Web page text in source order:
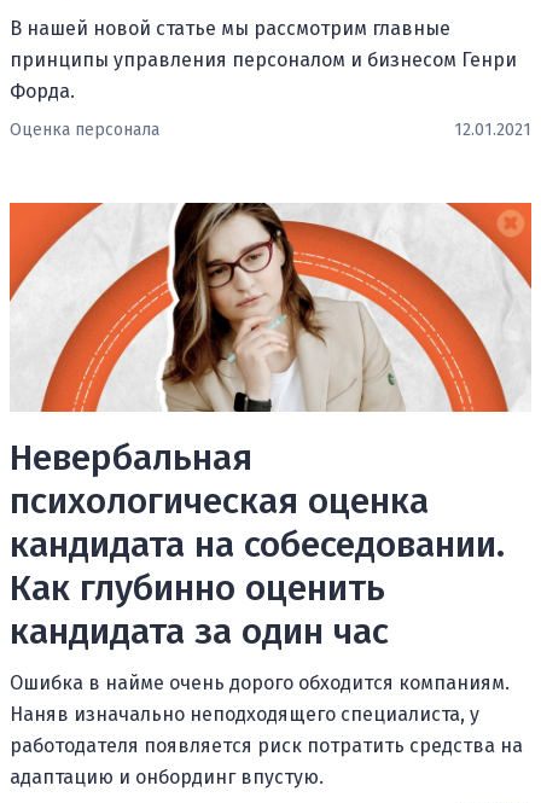
В нашей новой статье мы рассмотрим главные
принципы управления персоналом и бизнесом Генри
Форда.
Оценка персонала 12.01.2021
Невербальная
психологическая оценка
кандидата на собеседовании.
Как глубинно оценить
кандидата за один час
Ошибка в найме очень дорого обходится компаниям.
Наняв изначально неподходящего специалиста, у
работодателя появляется риск потратить средства на
адаптацию и онбординг впустую.